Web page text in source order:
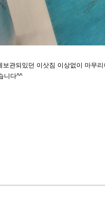
보관되있던 이삿짐 이상없이 마무
니다^^